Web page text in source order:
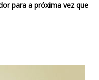
para a próxima vez que